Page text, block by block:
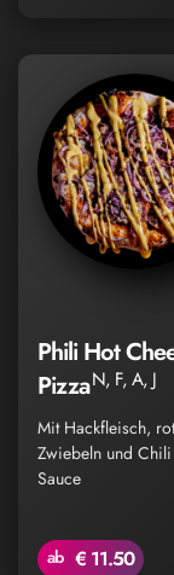
Phili Hot
PizzaN, F, A, J
Mit Hackfleisch,
Zwiebeln und
Sauce
ab € 11.50